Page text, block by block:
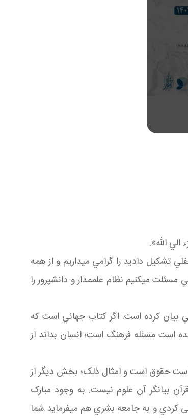
الله».
تشکيل داديد را گرامي مي داريم و از همه
مي کنيم نظام علم مدار و دانش پرور را
بيان کرده است. اگر کتاب جهاني است که
است مسئله فرهنگ است؛ انسان بداند از
حقوق است و امثال ذلک؛ بخش ديگر از
بيانگر آن علوم نيست. به وجود مبارک
کردي و به جامعه بشري هم مي فرمايد شما